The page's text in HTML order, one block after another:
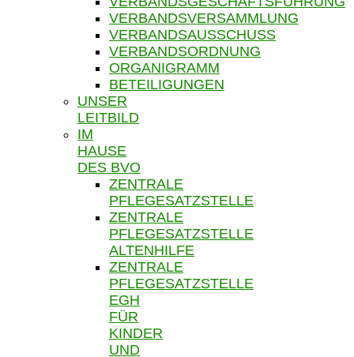
VERBANDSVERSAMMLUNG
VERBANDSAUSSCHUSS
VERBANDSORDNUNG
ORGANIGRAMM
BETEILIGUNGEN
UNSER
LEITBILD
IM
HAUSE
DES BVO
ZENTRALE
PFLEGESATZSTELLE
ZENTRALE
PFLEGESATZSTELLE
ALTENHILFE
ZENTRALE
PFLEGESATZSTELLE
EGH
FÜR
KINDER
UND